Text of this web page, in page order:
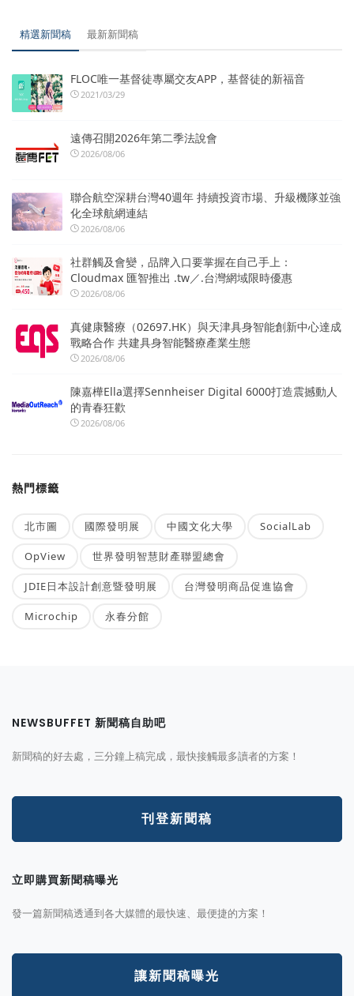
精選新聞稿 最新新聞稿
FLOC唯一基督徒專屬交友APP，基督徒的新福音
2021/03/29
遠傳召開2026年第二季法說會
2026/08/06
聯合航空深耕台灣40週年 持續投資市場、升級機隊並強
化全球航網連結
2026/08/06
社群觸及會變，品牌入口要掌握在自己手上：
Cloudmax 匯智推出 .tw／.台灣網域限時優惠
2026/08/06
真健康醫療（02697.HK）與天津具身智能創新中心達成
戰略合作 共建具身智能醫療產業生態
2026/08/06
陳嘉樺Ella選擇Sennheiser Digital 6000打造震撼動人
的青春狂歡
2026/08/06
熱門標籤
北市圖 國際發明展 中國文化大學 SocialLab
OpView 世界發明智慧財產聯盟總會
JDIE日本設計創意暨發明展 台灣發明商品促進協會
Microchip 永春分館
NEWSBUFFET 新聞稿自助吧
新聞稿的好去處，三分鐘上稿完成，最快接觸最多讀者的方案！
刊登新聞稿
立即購買新聞稿曝光
發一篇新聞稿透通到各大媒體的最快速、最便捷的方案！
讓新聞稿曝光